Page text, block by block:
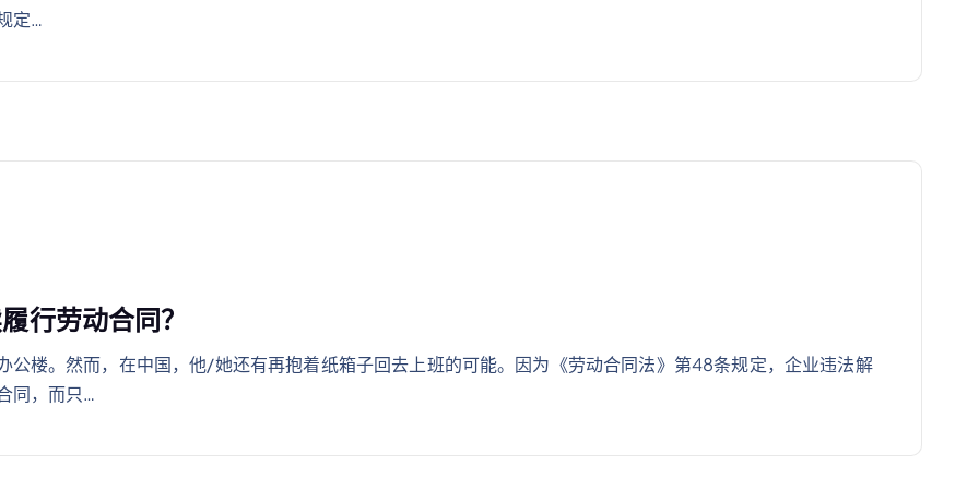
定…
行劳动合同？
公楼。然而，在中国，他/她还有再抱着纸箱子回去上班的可能。因为《劳动合同法》第48条规定，企业违法解
同，而只…